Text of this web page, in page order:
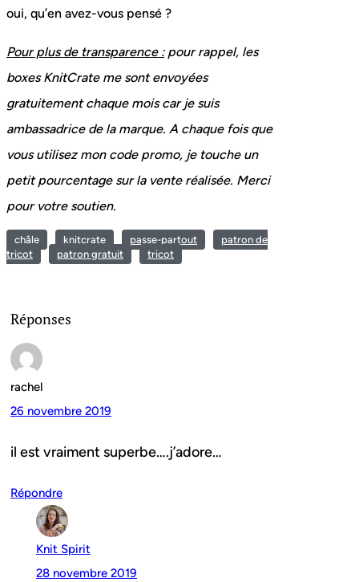
oui, qu’en avez-vous pensé ?
Pour plus de transparence :pour rappel, les
boxes KnitCrate me sont envoyées
gratuitement chaque mois car je suis
ambassadrice de la marque. A chaque fois que
vous utilisez mon code promo, je touche un
petit pourcentage sur la vente réalisée. Merci
pour votre soutien.
châle knitcrate passe-partout
patron de
tricot
patron gratuit tricot
Réponses
rachel
26 novembre 2019
il est vraiment superbe….j’adore…
Répondre
Knit Spirit
28 novembre 2019